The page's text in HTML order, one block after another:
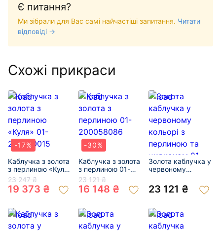
Є питання?
Ми зібрали для Вас самі найчастіші запитання. Читати
відповіді →
Схожі прикраси
-17%
Каблучка з золота
з перлиною «Куля»
01-200470015
23 247 ₴
19 373 ₴
-30%
Каблучка з золота
з перлиною 01-
200058086
23 121 ₴
16 148 ₴
Золота каблучка у
червоному
перлиною та
цирконом 01-
23 121 ₴